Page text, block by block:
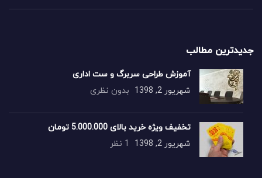
جدیدترین مطالب
آموزش طراحی سربرگ و ست اداری
شهریور 2, 1398
بدون نظری
تخفیف ویژه خرید بالای 5.000.000 تومان
شهریور 2, 1398
1 نظر